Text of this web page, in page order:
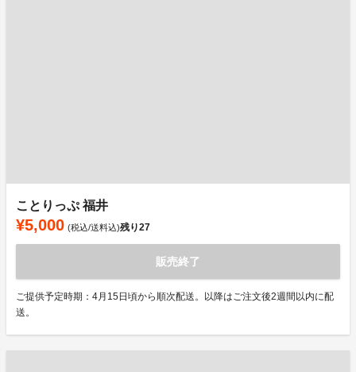
ことりっぷ 福井
¥5,000 (税込/送料込)残り27
販売終了
ご提供予定時期：4月15日頃から順次配送。以降はご注文後2週間以内に配
送。